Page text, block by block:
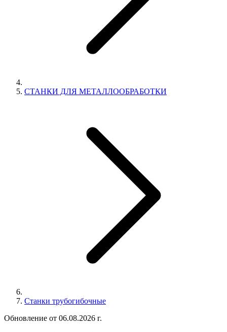
СТАНКИ ДЛЯ МЕТАЛЛООБРАБОТКИ
Станки трубогибочные
Обновление от 06.08.2026 г.